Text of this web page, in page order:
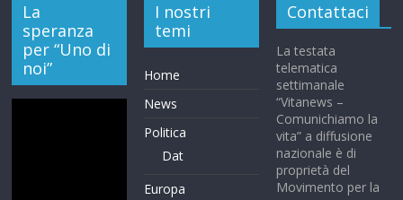
La
speranza
per “Uno di
noi”
I nostri
temi
Home
News
Politica
Dat
Europa
Contattaci
La testata
telematica
settimanale
“Vitanews –
Comunichiamo la
vita” a diffusione
nazionale è di
proprietà del
Movimento per la